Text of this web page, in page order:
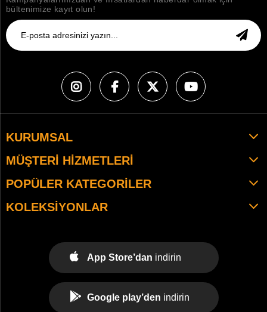
bültenimize kayıt olun!
KURUMSAL
MÜŞTERI HIZMETLERI
POPÜLER KATEGORILER
KOLEKSIYONLAR
App Store’dan indirin
Google play’den indirin